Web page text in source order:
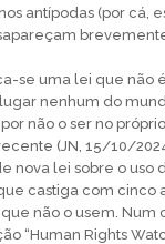
antípodas (por cá,
se uma lei que não
nenhum do
não o ser no próprio
(JN, 15/10/
nova lei sobre o uso
castiga com cinco
não o usem. Num
“Human Rights